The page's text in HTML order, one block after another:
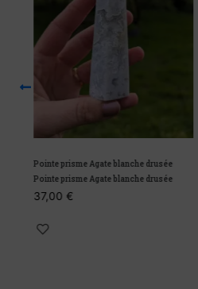
Pointe prisme Agate blanche drusée
Pointe prisme Agate blanche drusée
37,00 € À